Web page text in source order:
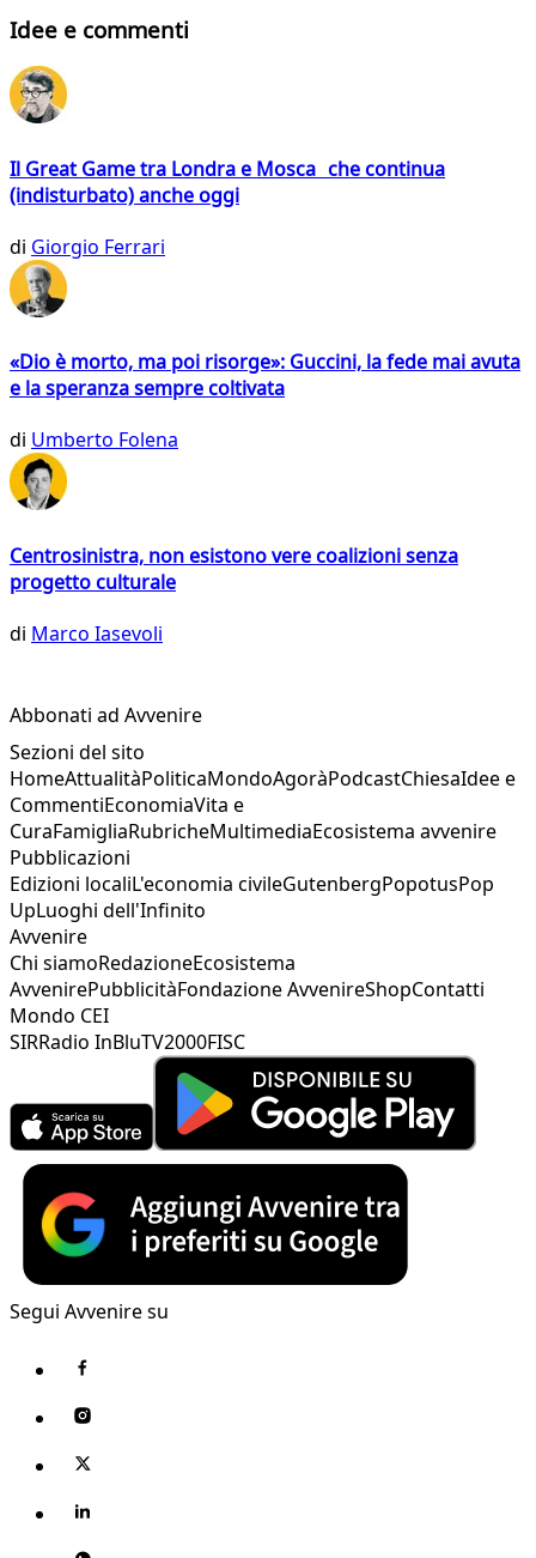
Idee e commenti
Il Great Game tra Londra e Mosca che continua
(indisturbato) anche oggi
di Giorgio Ferrari
«Dio è morto, ma poi risorge»: Guccini, la fede mai avuta
e la speranza sempre coltivata
di Umberto Folena
Centrosinistra, non esistono vere coalizioni senza
progetto culturale
di Marco Iasevoli
Abbonati ad Avvenire
Sezioni del sito
HomeAttualitàPoliticaMondoAgoràPodcastChiesaIdee e
CommentiEconomiaVita e
CuraFamigliaRubricheMultimediaEcosistema avvenire
Pubblicazioni
Edizioni localiL'economia civileGutenbergPopotusPop
UpLuoghi dell'Infinito
Avvenire
Chi siamoRedazioneEcosistema
AvvenirePubblicitàFondazione AvvenireShopContatti
Mondo CEI
SIRRadio InBluTV2000FISC
Segui Avvenire su